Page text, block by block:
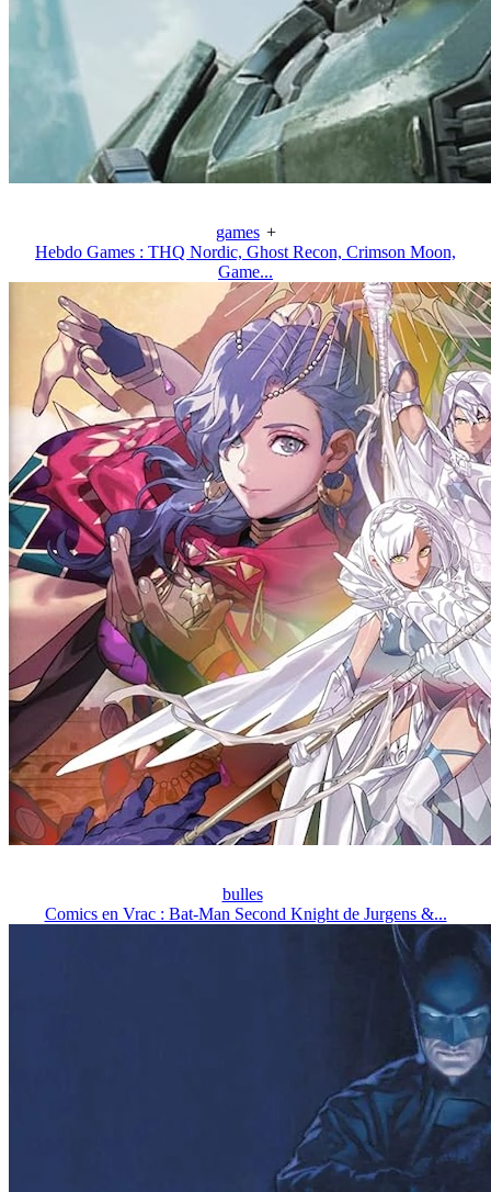
games +
Hebdo Games : THQ Nordic, Ghost Recon, Crimson Moon,
Game...
bulles
Comics en Vrac : Bat-Man Second Knight de Jurgens &...